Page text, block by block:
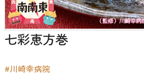
七彩恵方巻
#川崎幸病院